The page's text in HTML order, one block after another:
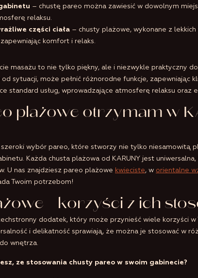
– chustę pareo można zawiesić w dowolnym
relaksu.
części ciała – chusty plażowe, wykonane z
komfort i relaks.
masażu to nie tylko piękny, ale i niezwykle praktyczny
sytuacji, może pełnić różnorodne funkcje,
standard usług, wprowadzające atmosferę relaksu oraz
plażowe otrzymam w
szeroki wybór pareo, które stworzy nie tylko niesamowitą
Każda chusta plażowa od KARUNY jest
U nas znajdziesz pareo plażowe kwieciste, w orientalne
Twoim potrzebom!
– korzyści z ich
dodatek, który może przynieść wiele korzyści w
i delikatność sprawiają, że można je stosować w
wnętrza.
ze stosowania chusty pareo w swoim gabinecie?